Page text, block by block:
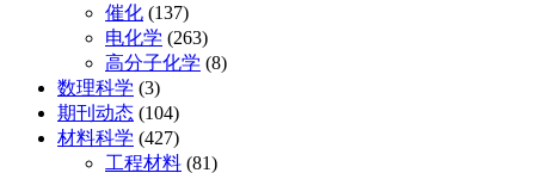
催化 (137)
电化学 (263)
高分子化学 (8)
数理科学 (3)
期刊动态 (104)
材料科学 (427)
工程材料 (81)